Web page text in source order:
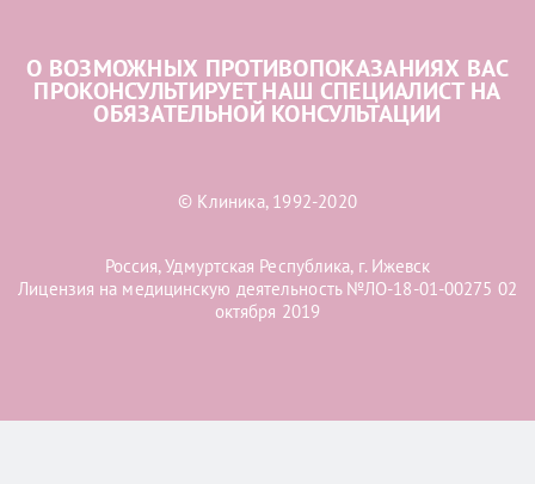
О ВОЗМОЖНЫХ ПРОТИВОПОКАЗАНИЯХ ВАС
ПРОКОНСУЛЬТИРУЕТ НАШ СПЕЦИАЛИСТ НА
ОБЯЗАТЕЛЬНОЙ КОНСУЛЬТАЦИИ
© Клиника, 1992-2020
Россия, Удмуртская Республика, г. Ижевск
Лицензия на медицинскую деятельность №ЛО-18-01-00275 02
октября 2019